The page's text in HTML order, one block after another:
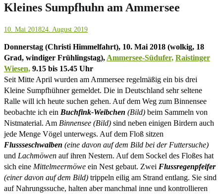
Kleines Sumpfhuhn am Ammersee
10. Mai 201824. August 2019
Donnerstag (Christi Himmelfahrt), 10. Mai 2018 (wolkig, 18
Grad, windiger Frühlingstag), Ammersee-Südufer, Raistinger
Wiesen, 9.15 bis 15.45 Uhr
Seit Mitte April wurden am Ammersee regelmäßig ein bis drei
Kleine Sumpfhühner gemeldet. Die in Deutschland sehr seltene
Ralle will ich heute suchen gehen. Auf dem Weg zum Binnensee
beobachte ich ein Buchfink-Weibchen (Bild) beim Sammeln von
Nistmaterial. Am Binnensee (Bild) sind neben einigen Birdern auch
jede Menge Vögel unterwegs. Auf dem Floß sitzen
Flussseschwalben (eine davon auf dem Bild bei der Futtersuche)
und Lachmöwen auf ihren Nestern. Auf dem Sockel des Floßes hat
sich eine Mittelmeermöwe ein Nest gebaut. Zwei Flussregenpfeifer
(einer davon auf dem Bild) trippeln eilig am Strand entlang. Sie sind
auf Nahrungssuche, halten aber manchmal inne und kontrollieren